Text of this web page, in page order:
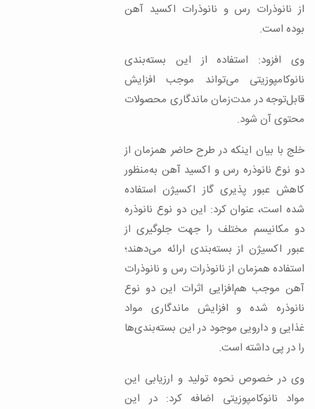
از نانوذرات رس و نانوذرات اکسید آهن
بوده است.
وی افزود: استفاده از این بسته‌بندی
نانوکامپوزیتی می‌تواند موجب افزایش
قابل‌توجه در مدت‌زمان ماندگاری محصولات
محتوی آن شود.
خلج با بیان اینکه در طرح حاضر همزمان از
دو نوع نانوذره رس و اکسید آهن به‌منظور
کاهش عبور پذیری گاز اکسیژن استفاده
شده است، عنوان کرد: این دو نوع نانوذره
دو مکانیسم مختلف را جهت جلوگیری از
عبور اکسیژن از بسته‌بندی ارائه می‌دهند؛
استفاده‌ همزمان از نانوذرات رس و نانوذرات
آهن موجب هم‌افزایی اثرات این دو نوع
نانوذره شده و افزایش ماندگاری مواد
غذایی و دارویی موجود در این بسته‌بندی‌ها
را در پی داشته است.
وی در خصوص نحوه‌ تولید و ارزیابی این
مواد نانوکامپوزیتی اضافه کرد: در این